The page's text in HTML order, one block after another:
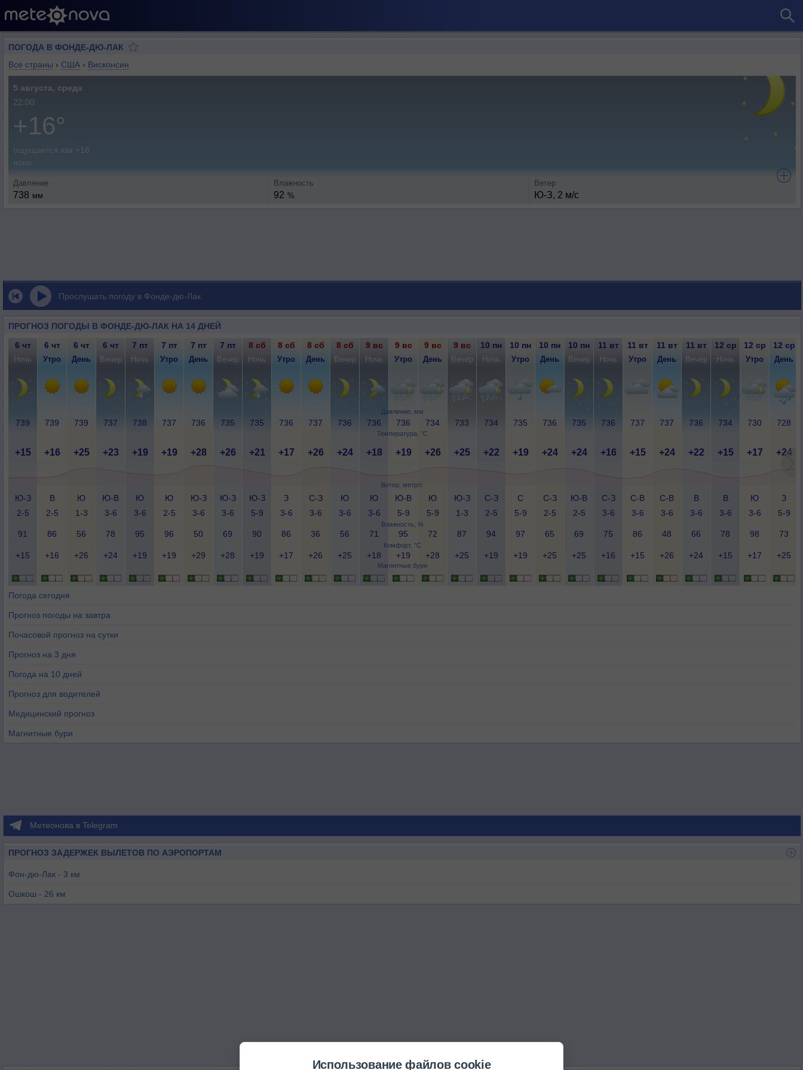
ПОГОДА В ФОНДЕ-ДЮ-ЛАК
Все страны › США › Висконсин
5 августа, среда
22:00
+16°
ощущается как +16
ясно
Давление
738 мм
Влажность
92 %
Ветер
Ю-З, 2 м/с
Прослушать погоду в Фонде-дю-Лак
ПРОГНОЗ ПОГОДЫ В ФОНДЕ-ДЮ-ЛАК НА 14 ДНЕЙ
Давление, мм
Температура, °C
Ветер, метр/с
Влажность, %
Комфорт, °C
Магнитные бури
6 чт 6 чт 6 чт 6 чт 7 пт 7 пт 7 пт 7 пт 8 сб 8 сб 8 сб 8 сб 9 вс 9 вс 9 вс 9 вс 10 пн 10 пн 10 пн 10 пн 11 вт 11 вт 11 вт 11 вт 12 ср 12 ср 12 ср
Ночь Утро День Вечер Ночь Утро День Вечер Ночь Утро День Вечер Ночь Утро День Вечер Ночь Утро День Вечер Ночь Утро День Вечер Ночь Утро День
739 739 739 737 738 737 736 735 735 736 737 736 736 736 734 733 734 735 736 735 736 737 737 736 734 730 728
+15 +16 +25 +23 +19 +19 +28 +26 +21 +17 +26 +24 +18 +19 +26 +25 +22 +19 +24 +24 +16 +15 +24 +22 +15 +17 +24
Ю-З
2-5
В
2-5
Ю
1-3
Ю-В
3-6
Ю
3-6
Ю
2-5
Ю-З
3-6
Ю-З
3-6
Ю-З
5-9
З
3-6
С-З
3-6
Ю
3-6
Ю
3-6
Ю-В
5-9
Ю
5-9
Ю-З
1-3
С-З
2-5
С
5-9
С-З
2-5
Ю-В
2-5
С-З
3-6
С-В
3-6
С-В
3-6
В
3-6
В
3-6
Ю
3-6
З
5-9
91 86 56 78 95 96 50 69 90 86 36 56 71 95 72 87 94 97 65 69 75 86 48 66 78 98 73
+15 +16 +26 +24 +19 +19 +29 +28 +19 +17 +26 +25 +18 +19 +28 +25 +19 +19 +25 +25 +16 +15 +26 +24 +15 +17 +25
Погода сегодня
Прогноз погоды на завтра
Почасовой прогноз на сутки
Прогноз на 3 дня
Погода на 10 дней
Прогноз для водителей
Медицинский прогноз
Магнитные бури
Метеонова в Telegram
ПРОГНОЗ ЗАДЕРЖЕК ВЫЛЕТОВ ПО АЭРОПОРТАМ
Фон-дю-Лак - 3 км
Ошкош - 26 км
Использование файлов cookie